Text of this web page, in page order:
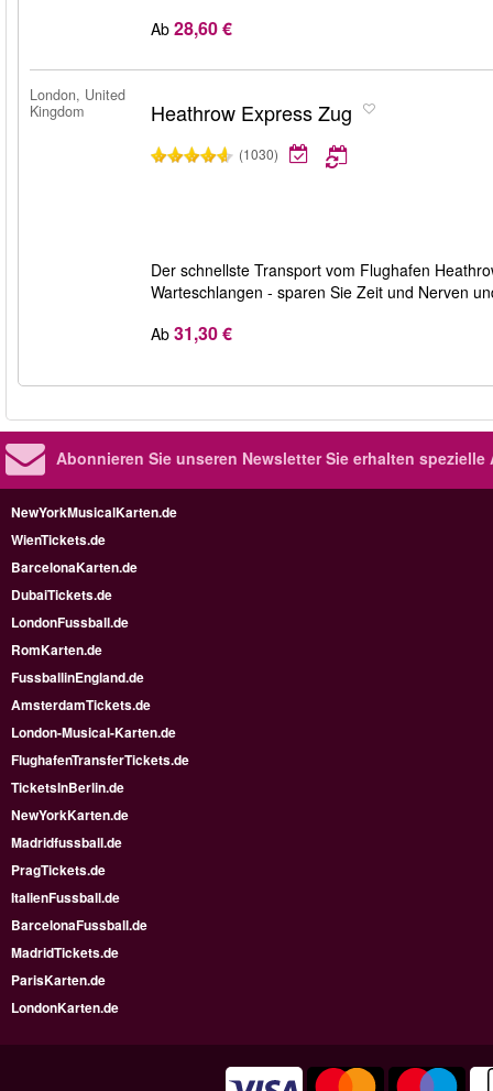
Ab 28,60 €
London, United
Kingdom
Heathrow Express Zug
(1030)
Der schnellste Transport vom Flughafen
Warteschlangen - sparen Sie Zeit und Nerven
Ab 31,30 €
Abonnieren Sie unseren NewsletterSie erhalten spezielle
NewYorkMusicalKarten.de
WienTickets.de
BarcelonaKarten.de
DubaiTickets.de
LondonFussball.de
RomKarten.de
FussballinEngland.de
AmsterdamTickets.de
London-Musical-Karten.de
FlughafenTransferTickets.de
TicketsInBerlin.de
NewYorkKarten.de
Madridfussball.de
PragTickets.de
ItalienFussball.de
BarcelonaFussball.de
MadridTickets.de
ParisKarten.de
LondonKarten.de